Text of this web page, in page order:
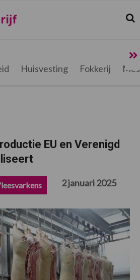
Huisvesting Fokkerij
EU en Verenigd
2 januari 2025